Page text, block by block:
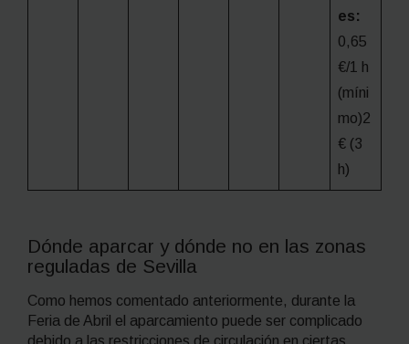
es:
0,65
€/1 h
(míni
mo)2
€ (3
h)
Dónde aparcar y dónde no en las zonas
reguladas de Sevilla
Como hemos comentado anteriormente, durante la
Feria de Abril el aparcamiento puede ser complicado
debido a las restricciones de circulación en ciertas